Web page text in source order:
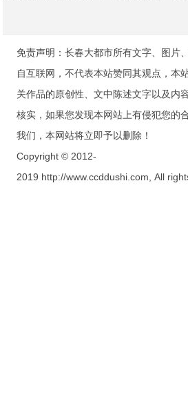
免责声明：长春大都市所有文字、图片
自互联网，不代表本站赞同其观点，本
关作品的原创性、文中陈述文字以及内
核实，如果您发现本网站上有侵犯您的
我们，本网站将立即予以删除！
Copyright © 2012-
2019 http://www.ccddushi.com, All